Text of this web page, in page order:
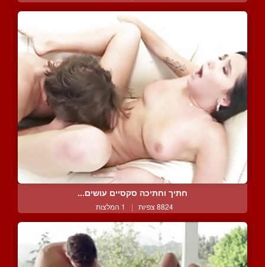
חתיך וחתיכה סקסיים עושים...
8824 צפיות | 1 המלצות